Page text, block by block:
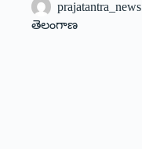
prajatantra_news
తెలంగాణ